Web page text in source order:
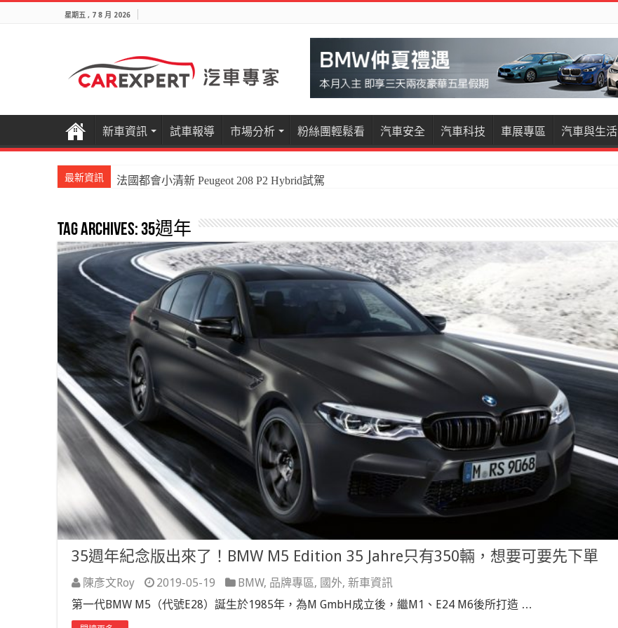
星期五 , 7 8 月 2026
新車資訊 試車報導 市場分析 粉絲團輕鬆看 汽車安全 汽車科技 車展專區 汽車與生活
最新資訊 法國都會小清新 Peugeot 208 P2 Hybrid試駕
Tag Archives:35週年
35週年紀念版出來了！BMW M5 Edition 35 Jahre只有350輛，想要可要先下單
陳彥文Roy 2019-05-19 BMW, 品牌專區, 國外, 新車資訊
第一代BMW M5（代號E28）誕生於1985年，為M GmbH成立後，繼M1、E24 M6後所打造 …